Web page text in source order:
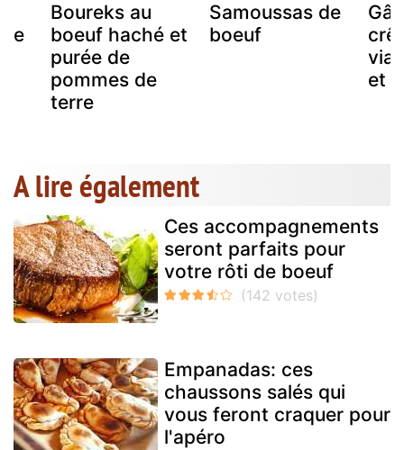
Boureks au
boeuf haché et
purée de
pommes de
terre
Samoussas de
boeuf
et
A lire également
Ces accompagnements
seront parfaits pour
votre rôti de boeuf
Empanadas: ces
chaussons salés qui
vous feront craquer pour
l'apéro